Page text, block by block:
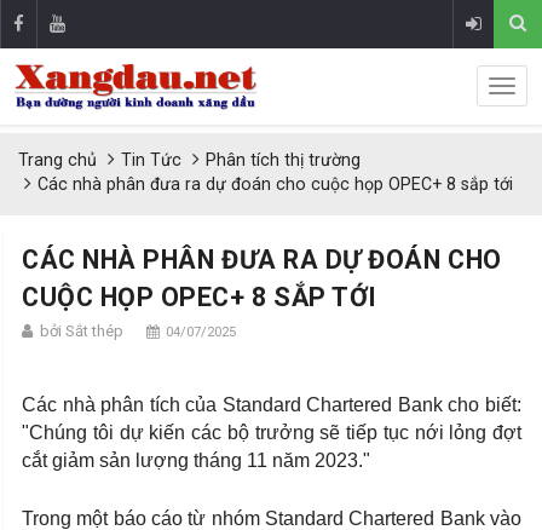
Trang chủ Tin Tức
Phân tích thị trường
Các nhà phân đưa ra dự đoán cho cuộc họp OPEC+ 8 sắp tới
CÁC NHÀ PHÂN ĐƯA RA DỰ ĐOÁN CHO
CUỘC HỌP OPEC+ 8 SẮP TỚI
bởi Sắt thép 04/07/2025
Các nhà phân tích của Standard Chartered Bank cho biết:
"Chúng tôi dự kiến các bộ trưởng sẽ tiếp tục nới lỏng đợt
cắt giảm sản lượng tháng 11 năm 2023."
Trong một báo cáo từ nhóm Standard Chartered Bank vào